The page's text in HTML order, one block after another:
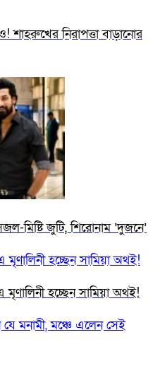
শাহরুখের নিরাপত্তা বাড়ানোর
মিষ্টি জুটি, শিরোনাম ‘দুজনে’
এ মৃণালিনী হচ্ছেন সামিয়া অথই!